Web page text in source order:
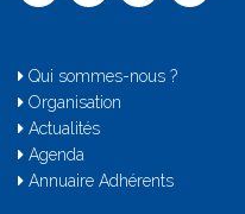
Qui sommes-nous ?
Organisation
Actualités
Agenda
Annuaire Adhérents